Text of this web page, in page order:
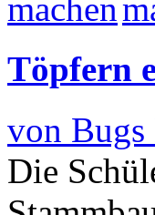
Töpfern
von
Die